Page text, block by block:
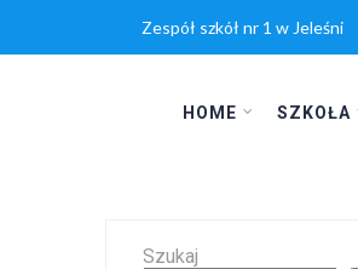
Zespół szkół nr 1 w Jeleśni
HOME SZKOŁA
Szukaj